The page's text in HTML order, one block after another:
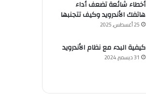
أخطاء شائعة تضعف أداء
هاتفك الأندرويد وكيف تتجنبها
25 أغسطس, 2025
كيفية البدء مع نظام الأندرويد
31 ديسمبر, 2024